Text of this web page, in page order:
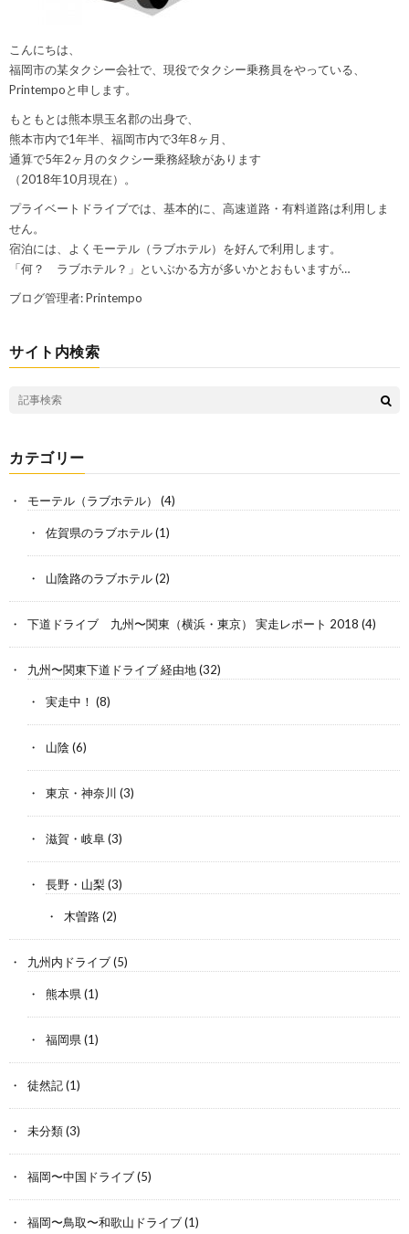
こんにちは、
福岡市の某タクシー会社で、現役でタクシー乗務員をやっている、
Printempoと申します。
もともとは熊本県玉名郡の出身で、
熊本市内で1年半、福岡市内で3年8ヶ月、
通算で5年2ヶ月のタクシー乗務経験があります
（2018年10月現在）。
プライベートドライブでは、基本的に、高速道路・有料道路は利用しま
せん。
宿泊には、よくモーテル（ラブホテル）を好んで利用します。
「何？ ラブホテル？」といぶかる方が多いかとおもいますが…
ブログ管理者: Printempo
サイト内検索
カテゴリー
モーテル（ラブホテル） (4)
佐賀県のラブホテル(1)
山陰路のラブホテル(2)
下道ドライブ 九州〜関東（横浜・東京） 実走レポート 2018 (4)
九州〜関東下道ドライブ 経由地(32)
実走中！ (8)
山陰(6)
東京・神奈川 (3)
滋賀・岐阜(3)
長野・山梨(3)
木曽路(2)
九州内ドライブ(5)
熊本県(1)
福岡県(1)
徒然記(1)
未分類(3)
福岡〜中国ドライブ(5)
福岡〜鳥取〜和歌山ドライブ(1)